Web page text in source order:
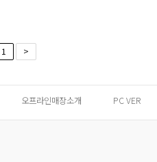
1 >
오프라인매장소개 PC VER